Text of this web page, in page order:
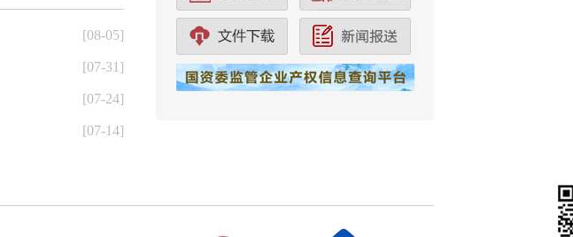
[08-05]
[07-31]
[07-24]
[07-14]